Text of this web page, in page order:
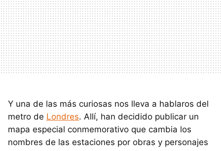
Y una de las más curiosas nos lleva a hablaros del
metro de Londres. Allí, han decidido publicar un
mapa especial conmemorativo que cambia los
nombres de las estaciones por obras y personajes